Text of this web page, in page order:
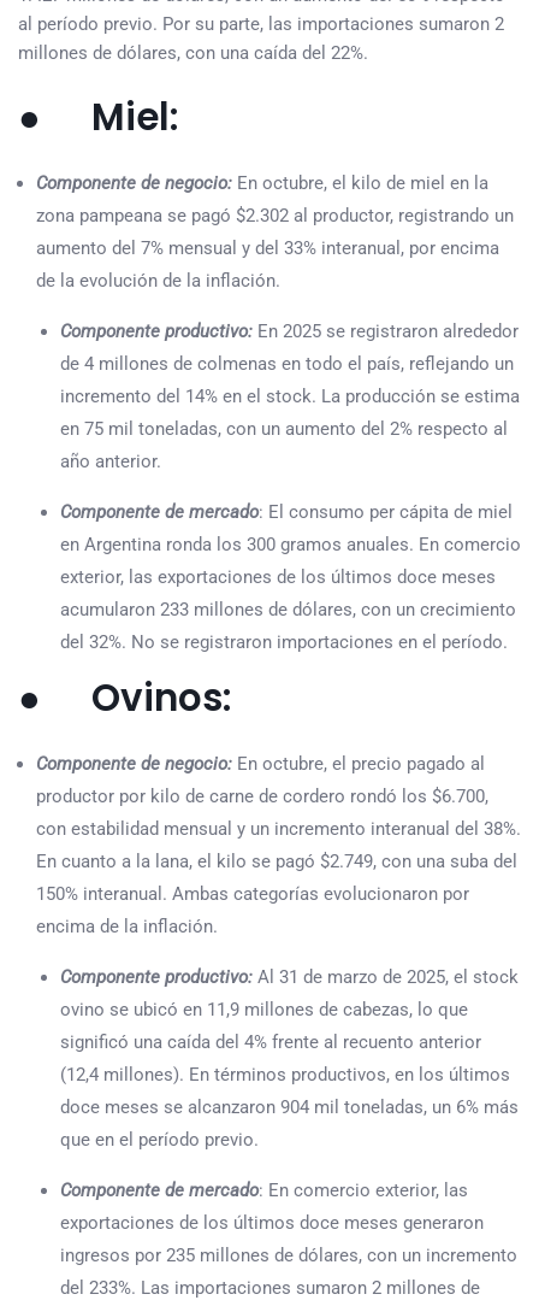
al período previo. Por su parte, las importaciones sumaron 2
millones de dólares, con una caída del 22%.
● Miel:
Componente de negocio: En octubre, el kilo de miel en la
zona pampeana se pagó $2.302 al productor, registrando un
aumento del 7% mensual y del 33% interanual, por encima
de la evolución de la inflación.
Componente productivo: En 2025 se registraron alrededor
de 4 millones de colmenas en todo el país, reflejando un
incremento del 14% en el stock. La producción se estima
en 75 mil toneladas, con un aumento del 2% respecto al
año anterior.
Componente de mercado: El consumo per cápita de miel
en Argentina ronda los 300 gramos anuales. En comercio
exterior, las exportaciones de los últimos doce meses
acumularon 233 millones de dólares, con un crecimiento
del 32%. No se registraron importaciones en el período.
● Ovinos:
Componente de negocio: En octubre, el precio pagado al
productor por kilo de carne de cordero rondó los $6.700,
con estabilidad mensual y un incremento interanual del 38%.
En cuanto a la lana, el kilo se pagó $2.749, con una suba del
150% interanual. Ambas categorías evolucionaron por
encima de la inflación.
Componente productivo: Al 31 de marzo de 2025, el stock
ovino se ubicó en 11,9 millones de cabezas, lo que
significó una caída del 4% frente al recuento anterior
(12,4 millones). En términos productivos, en los últimos
doce meses se alcanzaron 904 mil toneladas, un 6% más
que en el período previo.
Componente de mercado: En comercio exterior, las
exportaciones de los últimos doce meses generaron
ingresos por 235 millones de dólares, con un incremento
del 233%. Las importaciones sumaron 2 millones de